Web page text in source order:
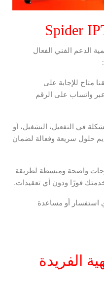
الدعم الفني الفعال
متاح للإجابة على
واتساب على الرقم
في التفعيل، التشغيل، أو
حلول سريعة وفعالة لضمان
واضحة ومبسطة لطريقة
خدمتك فورًا ودون أي تعقيدات.
استفسار أو مساعدة
الفريدة